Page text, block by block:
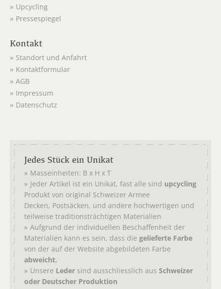
Upcycling
Pressespiegel
Kontakt
Standort und Anfahrt
Kontaktformular
AGB
Impressum
Datenschutz
Jedes Stück ein Unikat
Masseinheiten: B x H x T
Jeder Artikel ist ein Unikat, fast alle sind upcycling
Produkt von original Schweizer Armee
Decken, Postsäcken, und andere hochwertigen und
teilweise traditionsträchtigen Materialien
Aufgrund der individuellen Beschaffenheit der
Materialien kann es sein, dass die gelieferte Farbe
von der auf der Website abgebildeten Farbe
abweicht.
Unsere Leder sind ausschliesslich aus Schweizer
oder Deutscher Produktion